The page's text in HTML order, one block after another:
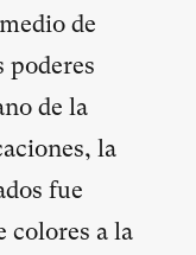
de
poderes
de la
la
fue
colores a la